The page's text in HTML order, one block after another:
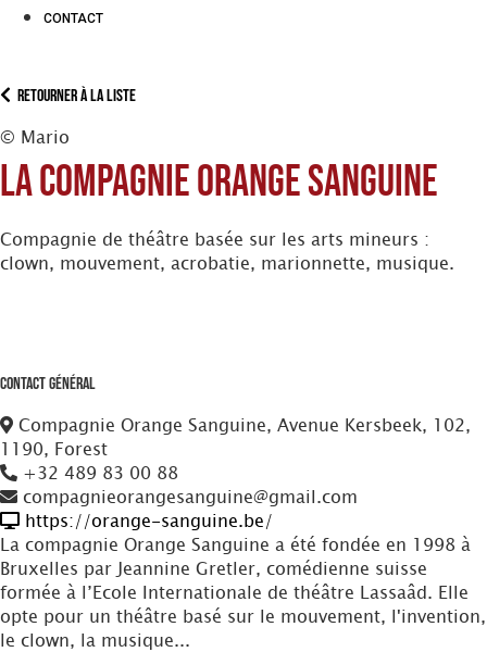
CONTACT
Retourner à la liste
© Mario
La Compagnie Orange Sanguine
Compagnie de théâtre basée sur les arts mineurs :
clown, mouvement, acrobatie, marionnette, musique.
Contact Général
Compagnie Orange Sanguine, Avenue Kersbeek, 102,
1190, Forest
+32 489 83 00 88
compagnieorangesanguine@gmail.com
https://orange-sanguine.be/
La compagnie Orange Sanguine a été fondée en 1998 à
Bruxelles par Jeannine Gretler, comédienne suisse
formée à l’Ecole Internationale de théâtre Lassaâd. Elle
opte pour un théâtre basé sur le mouvement, l'invention,
le clown, la musique...